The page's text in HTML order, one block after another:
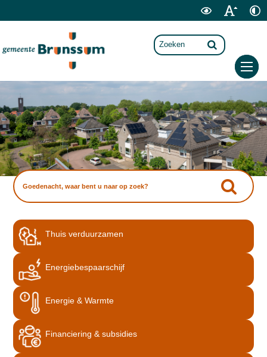
Thuis verduurzamen
Energiebespaarschijf
Energie & Warmte
Financiering & subsidies